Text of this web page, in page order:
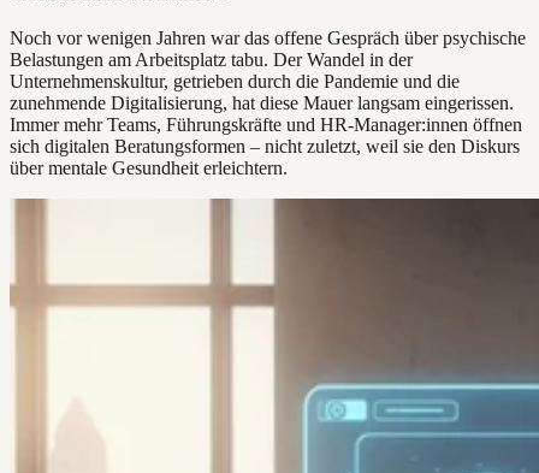
Noch vor wenigen Jahren war das offene Gespräch über psychische
Belastungen am Arbeitsplatz tabu. Der Wandel in der
Unternehmenskultur, getrieben durch die Pandemie und die
zunehmende Digitalisierung, hat diese Mauer langsam eingerissen.
Immer mehr Teams, Führungskräfte und HR-Manager:innen öffnen
sich digitalen Beratungsformen – nicht zuletzt, weil sie den Diskurs
über mentale Gesundheit erleichtern.